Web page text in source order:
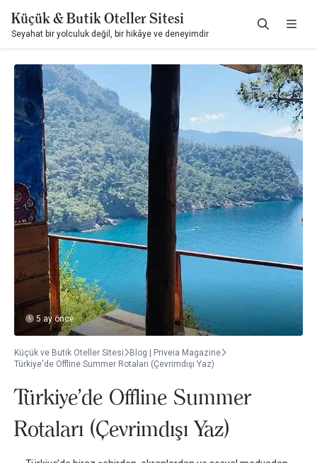
Küçük & Butik Oteller Sitesi
Seyahat bir yolculuk değil, bir hikâye ve deneyimdir
5 ay önce
Küçük ve Butik Oteller Sitesi
Blog | Priveia Magazine
Türkiye'de Offline Summer Rotaları (Çevrimdışı Yaz)
Türkiye'de Offline Summer
Rotaları (Çevrimdışı Yaz)